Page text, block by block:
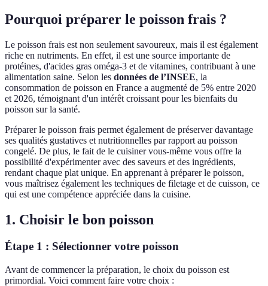
Pourquoi préparer le poisson frais ?
Le poisson frais est non seulement savoureux, mais il est également
riche en nutriments. En effet, il est une source importante de
protéines, d'acides gras oméga-3 et de vitamines, contribuant à une
alimentation saine. Selon les données de l’INSEE, la
consommation de poisson en France a augmenté de 5% entre 2020
et 2026, témoignant d'un intérêt croissant pour les bienfaits du
poisson sur la santé.
Préparer le poisson frais permet également de préserver davantage
ses qualités gustatives et nutritionnelles par rapport au poisson
congelé. De plus, le fait de le cuisiner vous-même vous offre la
possibilité d'expérimenter avec des saveurs et des ingrédients,
rendant chaque plat unique. En apprenant à préparer le poisson,
vous maîtrisez également les techniques de filetage et de cuisson, ce
qui est une compétence appréciée dans la cuisine.
1. Choisir le bon poisson
Étape 1 : Sélectionner votre poisson
Avant de commencer la préparation, le choix du poisson est
primordial. Voici comment faire votre choix :